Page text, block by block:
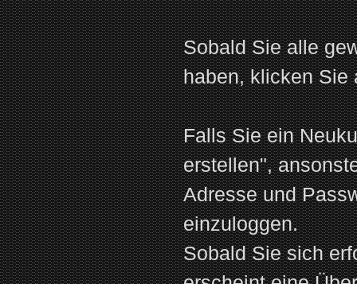
Sobald Sie alle
haben, klicken Sie
Falls Sie ein
erstellen",
Adresse und
einzuloggen.
Sobald Sie sich